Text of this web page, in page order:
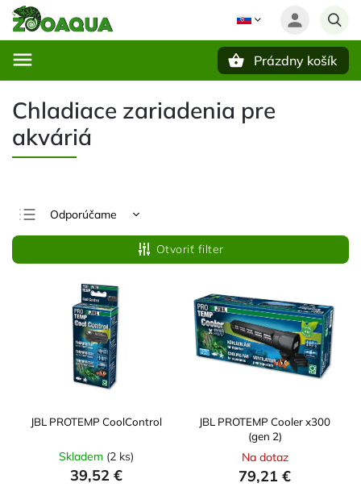
Prázdny košík
Chladiace zariadenia pre
akváriá
Odporúčame
Najlacnejšie
Najdrahšie
Najpredávanejšie
Abecedne
Otvoriť filter
JBL PROTEMP CoolControl
Skladem (2 ks)
39,52 €
JBL PROTEMP Cooler x300
(gen 2)
Na dotaz
79,21 €